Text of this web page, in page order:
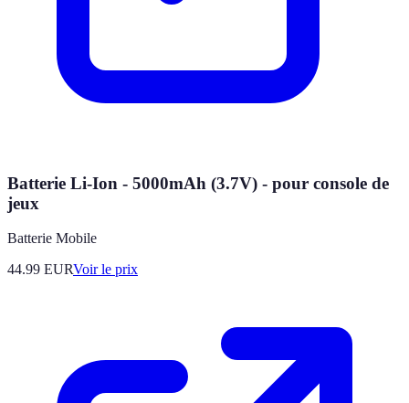
Batterie Li-Ion - 5000mAh (3.7V) - pour console de
jeux
Batterie Mobile
44.99 EURVoir le prix